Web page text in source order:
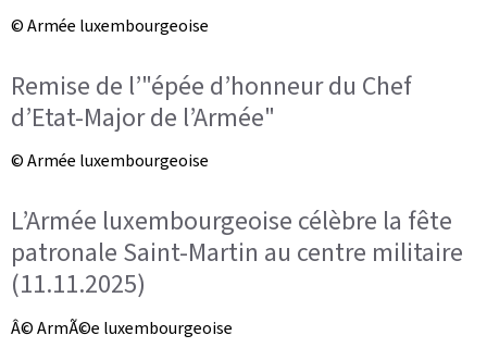
© Armée luxembourgeoise
Remise de l’"épée d’honneur du Chef
d’Etat-Major de l’Armée"
© Armée luxembourgeoise
L’Armée luxembourgeoise célèbre la fête
patronale Saint-Martin au centre militaire
(11.11.2025)
Â© ArmÃ©e luxembourgeoise